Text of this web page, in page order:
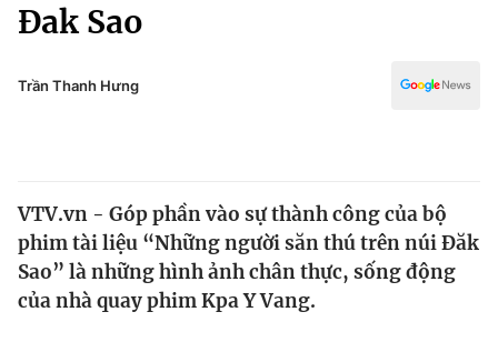
Chính trị
Thế giới
Tin tức
Truyền hình
Y tế
Đak Sao
Trần Thanh Hưng
VTV.vn - Góp phần vào sự thành công của bộ
phim tài liệu “Những người săn thú trên núi Đăk
Sao” là những hình ảnh chân thực, sống động
của nhà quay phim Kpa Y Vang.